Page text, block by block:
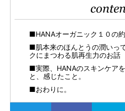
■HANAオーガニック１０の約
■肌本来のほんとうの潤いっ
クにまつわる肌再生力のお話
■実際、HANAのスキンケア
と、感じたこと。
■おわりに。